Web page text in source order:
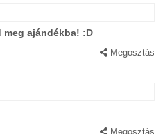
ajándékba! :D
Megosztás
Megosztás